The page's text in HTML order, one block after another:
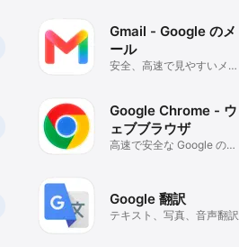
Gmail - Google のメ
ール
安全、高速で見やすいメー
Google Chrome - ウ
ェブブラウザ
高速で安全な Google のブ
Google 翻訳
テキスト、写真、音声翻訳